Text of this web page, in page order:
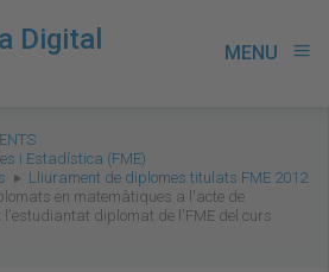
Digital
MENU menu
i Estadística (FME)
Lliurament de diplomes titulats FME 2012
en matemàtiques a l'acte de
l'estudiantat diplomat de l'FME del curs